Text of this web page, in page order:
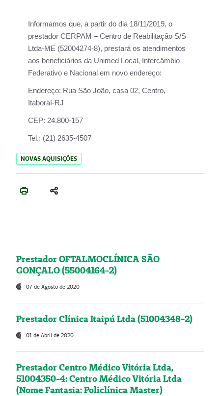
Informamos que, a partir do dia 18/11/2019, o
prestador CERPAM – Centro de Reabilitação S/S
Ltda-ME (52004274-8), prestará os atendimentos
aos beneficiários da Unimed Local, Intercâmbio
Federativo e Nacional em novo endereço:
Endereço: Rua São João, casa 02, Centro,
Itaboraí-RJ
CEP: 24.800-157
Tel.: (21) 2635-4507
NOVAS AQUISIÇÕES
Prestador OFTALMOCLÍNICA SÃO
GONÇALO (55004164-2)
07 de Agosto de 2020
Prestador Clínica Itaipú Ltda (51004348-2)
01 de Abril de 2020
Prestador Centro Médico Vitória Ltda,
51004350-4: Centro Médico Vitória Ltda
(Nome Fantasia: Policlínica Master)